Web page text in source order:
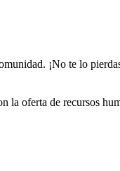
¡No te lo
la oferta de recursos